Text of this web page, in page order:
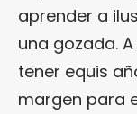
aprender a
una gozada.
tener equis
margen para